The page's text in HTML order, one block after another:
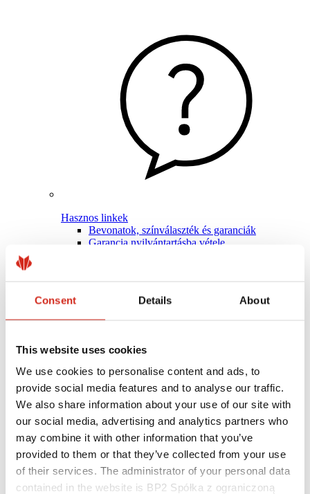
Consent Details About
This website uses cookies
We use cookies to personalise content and ads, to
provide social media features and to analyse our traffic.
We also share information about your use of our site with
our social media, advertising and analytics partners who
may combine it with other information that you’ve
provided to them or that they’ve collected from your use
of their services. The administrator of your personal data
contained in the website is BP2 Spółka z ograniczoną
Hasznos linkek
Bevonatok, színválaszték és garanciák
Garancia nyilvántartásba vétele
BIM könyvtárak
Szakembereknek